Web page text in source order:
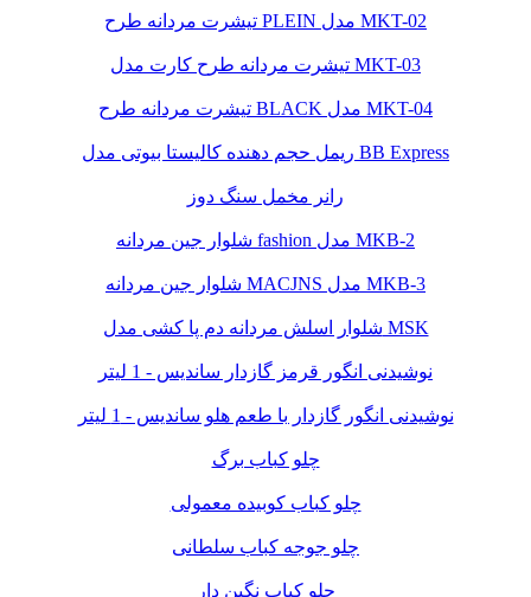
تیشرت مردانه طرح PLEIN مدل MKT-02
تیشرت مردانه طرح کارت مدل MKT-03
تیشرت مردانه طرح BLACK مدل MKT-04
ریمل حجم دهنده کالیستا بیوتی مدل BB Express
رانر مخمل سنگ دوز
شلوار جین مردانه fashion مدل MKB-2
شلوار جین مردانه MACJNS مدل MKB-3
شلوار اسلش مردانه دم پا کشی مدل MSK
نوشیدنی انگور قرمز گازدار ساندیس - 1 لیتر
نوشیدنی انگور گازدار با طعم هلو ساندیس - 1 لیتر
چلو کباب برگ
چلو کباب کوبیده معمولی
چلو جوجه کباب سلطانی
چلو کباب نگین دار